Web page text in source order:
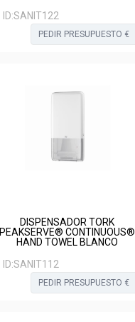
ID:SANIT122
PEDIR PRESUPUESTO €
DISPENSADOR TORK
PEAKSERVE® CONTINUOUS®
HAND TOWEL BLANCO
ID:SANIT112
PEDIR PRESUPUESTO €